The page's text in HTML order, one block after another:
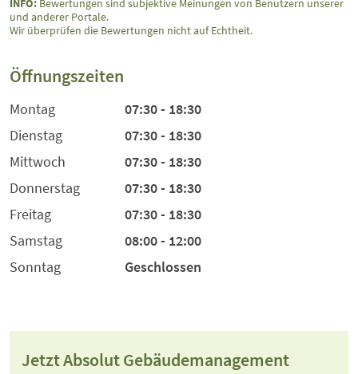
INFO: Bewertungen sind subjektive Meinungen von Benutzern unserer
und anderer Portale.
Wir überprüfen die Bewertungen nicht auf Echtheit.
Öffnungszeiten
Montag
07:30 - 18:30
Dienstag
07:30 - 18:30
Mittwoch
07:30 - 18:30
Donnerstag
07:30 - 18:30
Freitag
07:30 - 18:30
Samstag
08:00 - 12:00
Sonntag
Geschlossen
Jetzt Absolut Gebäudemanagement